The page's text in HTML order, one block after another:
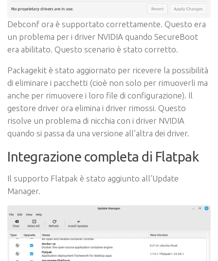
Debconf ora è supportato correttamente. Questo era
un problema per i driver NVIDIA quando SecureBoot
era abilitato. Questo scenario è stato corretto.
Packagekit è stato aggiornato per ricevere la possibilità
di eliminare i pacchetti (cioè non solo per rimuoverli ma
anche per rimuovere i loro file di configurazione). Il
gestore driver ora elimina i driver rimossi. Questo
risolve un problema di nicchia con i driver NVIDIA
quando si passa da una versione all’altra dei driver.
Integrazione completa di Flatpak
Il supporto Flatpak è stato aggiunto all’Update
Manager.